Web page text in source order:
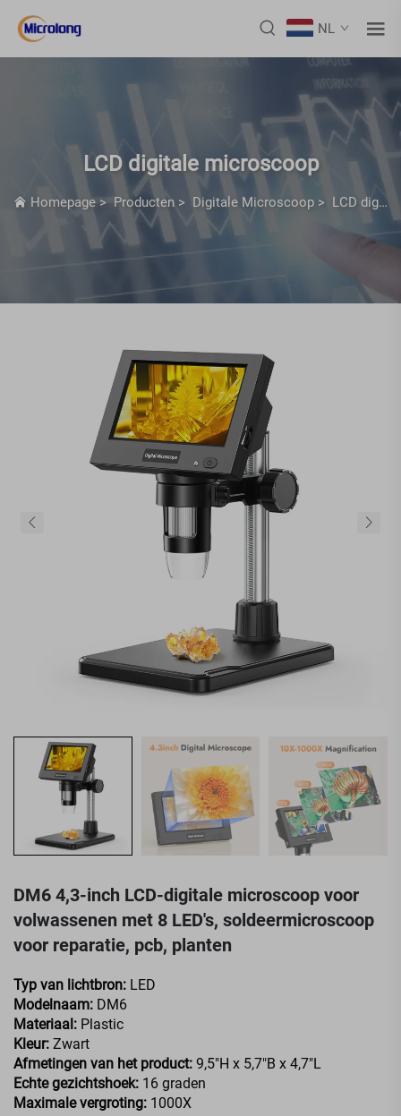
NL
LCD digitale microscoop
Homepage > Producten > Digitale Microscoop > LCD digitale microscoop
DM6 4,3-inch LCD-digitale microscoop voor
volwassenen met 8 LED's, soldeermicroscoop
voor reparatie, pcb, planten
Typ van lichtbron: LED
Modelnaam: DM6
Materiaal: Plastic
Kleur: Zwart
Afmetingen van het product: 9,5"H x 5,7"B x 4,7"L
Echte gezichtshoek: 16 graden
Maximale vergroting: 1000X